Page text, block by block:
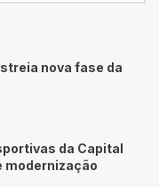
nova fase da
da Capital
modernização